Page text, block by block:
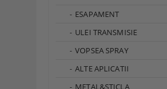
ESAPAMENT
ULEI TRANSMISIE
VOPSEA SPRAY
ALTE APLICATII
METAL&STICLA